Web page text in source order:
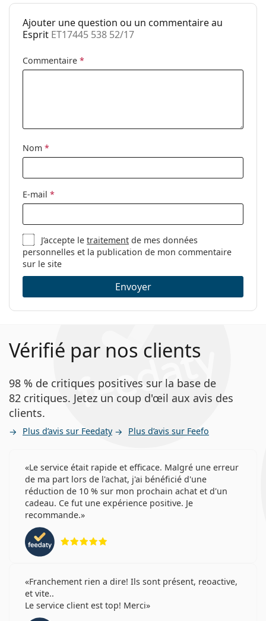
Poids:
40 g
nez ajustables:
Non
Accessoires
Autres
Sexe:
Marque:
Ajouter une question ou un commentaire au
Esprit ET17445 538 52/17
Commentaire *
Nom *
E-mail *
J’accepte letraitement de mes données
personnelles et la publication de mon commentaire
sur le site
Envoyer
Vérifié par nos clients
98 % de critiques positives sur la base de
82 critiques. Jetez un coup d'œil aux avis des
clients.
Plus d’avis sur Feedaty Plus d’avis sur Feefo
Le service était rapide et efficace. Malgré une erreur
de ma part lors de l'achat, j'ai bénéficié d'une
réduction de 10 % sur mon prochain achat et d'un
cadeau. Ce fut une expérience positive. Je
recommande.
Franchement rien a dire! Ils sont présent, reoactive,
et vite..
Le service client est top! Merci